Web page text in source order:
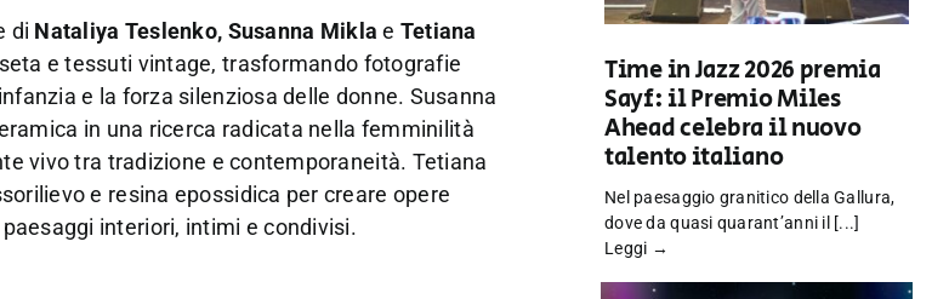
di Nataliya Teslenko, Susanna Miklae Tetiana
e tessuti vintage, trasformando fotografie
e la forza silenziosa delle donne. Susanna
in una ricerca radicata nella femminilità
vivo tra tradizione e contemporaneità. Tetiana
e resina epossidica per creare opere
interiori, intimi e condivisi.
Time in Jazz 2026 premia
Sayf: il Premio Miles
Ahead celebra il nuovo
talento italiano
Nel paesaggio granitico della Gallura,
dove da quasi quarant’anni il [...]
Leggi →